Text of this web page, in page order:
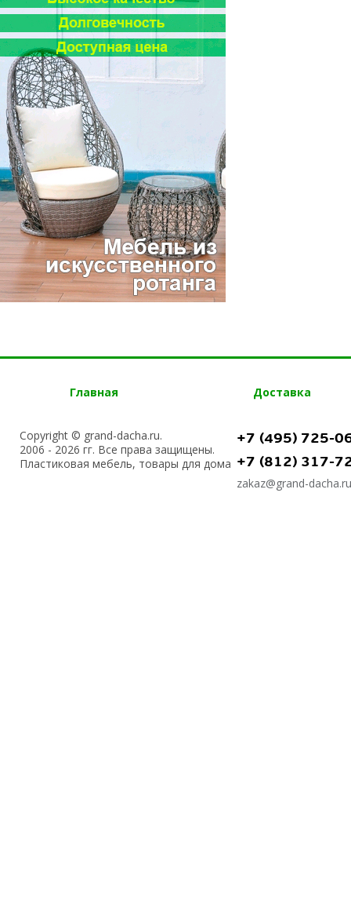
Главная Доставка
Copyright © grand-dacha.ru.
2006 - 2026 гг. Все права защищены.
Пластиковая мебель, товары для дома
+7 (495) 725-
+7 (812) 317-
zakaz@grand-dacha.ru